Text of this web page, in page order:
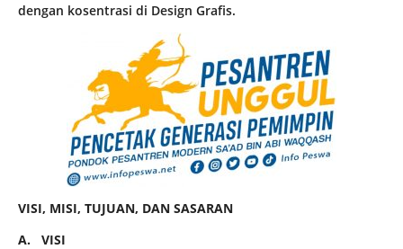
dengan kosentrasi di Design Grafis.
VISI, MISI, TUJUAN, DAN SASARAN
A. VISI